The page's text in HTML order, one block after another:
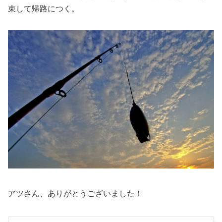
束して帰路につく。
アツさん、ありがとうございました！